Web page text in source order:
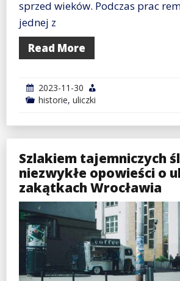
sprzed wieków. Podczas prac
jednej z
Read More
2023-11-30
historie, uliczki
Szlakiem tajemniczych
niezwykłe opowieści o
zakątkach Wrocławia